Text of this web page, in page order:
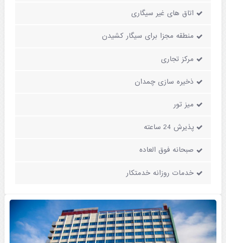
اتاق های غیر سیگاری
منطقه مجزا برای سیگار کشیدن
مرکز تجاری
ذخیره سازی چمدان
میز تور
پذیرش 24 ساعته
صبحانه فوق العاده
خدمات روزانه خدمتکار